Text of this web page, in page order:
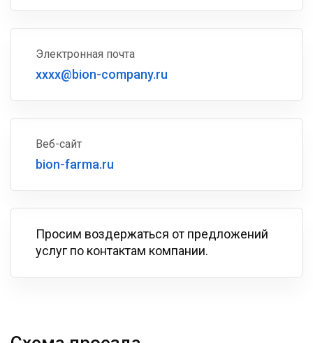
Электронная почта
xxxx@bion-company.ru
Веб-сайт
bion-farma.ru
Просим воздержаться от предложений
услуг по контактам компании.